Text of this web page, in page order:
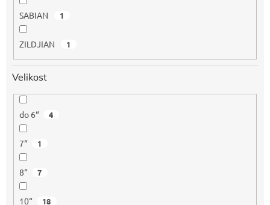
SABIAN 1
ZILDJIAN 1
Velikost
do 6“ 4
7“ 1
8“ 7
10“ 18